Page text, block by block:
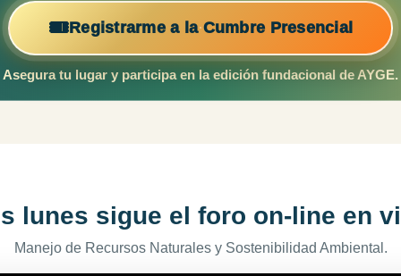
🎟Registrarme a la Cumbre Presencial
Asegura tu lugar y participa en la edición fundacional de AYGE.
lunes sigue el foro on-line en
Manejo de Recursos Naturales y Sostenibilidad Ambiental.